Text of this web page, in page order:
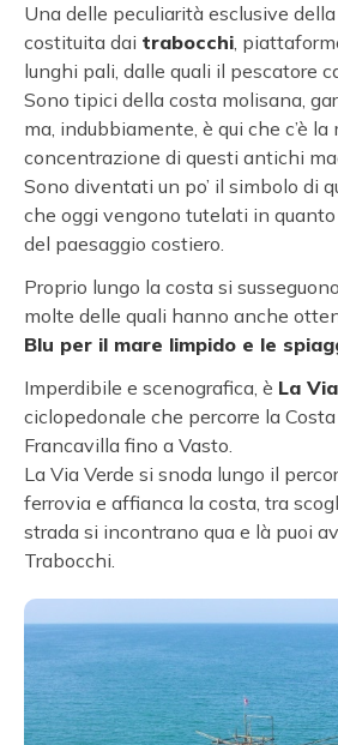
Una delle peculiarità esclusive
costituita dai trabocchi,
lunghi pali, dalle quali il pescatore
Sono tipici della costa molisana,
ma, indubbiamente, è qui che c’è la
concentrazione di questi antichi
Sono diventati un po’ il simbolo di
che oggi vengono tutelati in
del paesaggio costiero.
Proprio lungo la costa si
molte delle quali hanno anche
Blu per il mare limpido e le
Imperdibile e scenografica, è La
ciclopedonale che percorre la
Francavilla fino a Vasto.
La Via Verde si snoda lungo il
ferrovia e affianca la costa, tra
strada si incontrano qua e là puoi
Trabocchi.